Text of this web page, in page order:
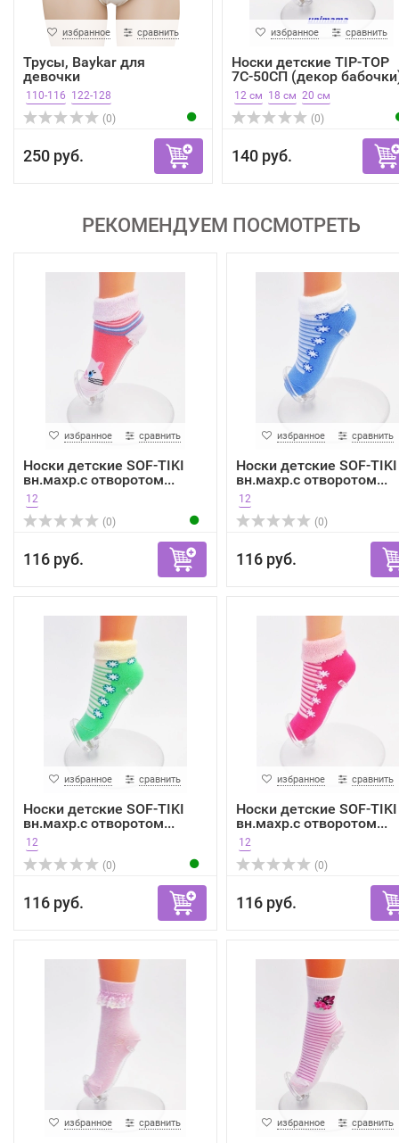
избранное сравнить
Трусы, Baykar для
девочки
110-116 122-128
(0)
250 руб.
избранное сравнить
Носки детские TIP-TOP
7С-50СП (декор
12 см 18 см 20 см
(0)
140 руб.
РЕКОМЕНДУЕМ ПОСМОТРЕТЬ
избранное сравнить
Носки детские SOF-TIKI
вн.махр.с отворотом...
12
(0)
116 руб.
избранное сравнить
Носки детские SOF-TIKI
вн.махр.с отворотом...
12
(0)
116 руб.
избранное сравнить
Носки детские SOF-TIKI
вн.махр.с отворотом...
12
(0)
116 руб.
избранное сравнить
Носки детские SOF-TIKI
вн.махр.с отворотом...
12
(0)
116 руб.
избранное сравнить избранное сравнить